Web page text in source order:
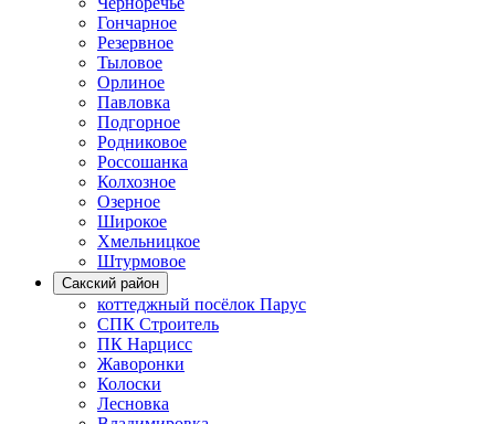
Гончарное
Резервное
Тыловое
Орлиное
Павловка
Подгорное
Родниковое
Россошанка
Колхозное
Озерное
Широкое
Хмельницкое
Штурмовое
Сакский район
коттеджный посёлок Парус
СПК Строитель
ПК Нарцисс
Жаворонки
Колоски
Лесновка